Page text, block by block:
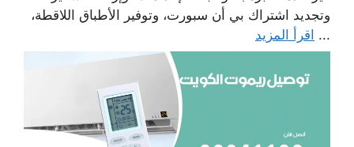
وتجديد اشتراك بي أن سبورت، وتوفير الأطباق اللاقطة،
... اقرأ المزيد